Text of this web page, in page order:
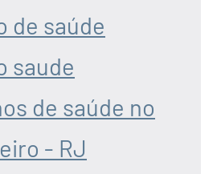
de saúde
saude
de saúde no
- RJ